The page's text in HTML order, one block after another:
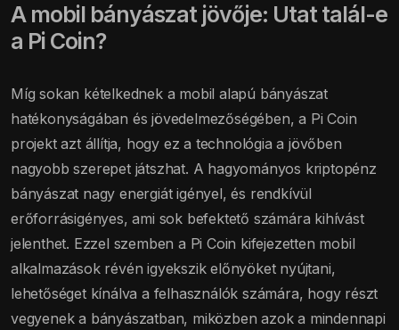
A mobil bányászat jövője: Utat talál-e
a Pi Coin?
Míg sokan kételkednek a mobil alapú bányászat
hatékonyságában és jövedelmezőségében, a Pi Coin
projekt azt állítja, hogy ez a technológia a jövőben
nagyobb szerepet játszhat. A hagyományos kriptopénz
bányászat nagy energiát igényel, és rendkívül
erőforrásigényes, ami sok befektető számára kihívást
jelenthet. Ezzel szemben a Pi Coin kifejezetten mobil
alkalmazások révén igyekszik előnyöket nyújtani,
lehetőséget kínálva a felhasználók számára, hogy részt
vegyenek a bányászatban, miközben azok a mindennapi